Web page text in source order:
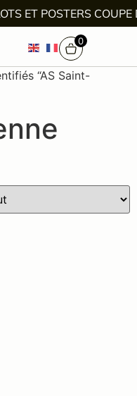
ET POSTERS
0
“AS Saint-